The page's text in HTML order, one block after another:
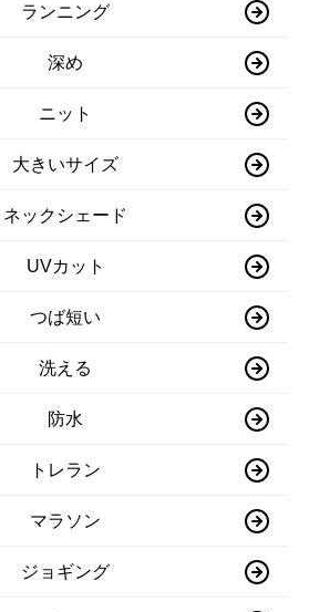
ランニング
深め
ニット
大きいサイズ
ネックシェード
UVカット
つば短い
洗える
防水
トレラン
マラソン
ジョギング